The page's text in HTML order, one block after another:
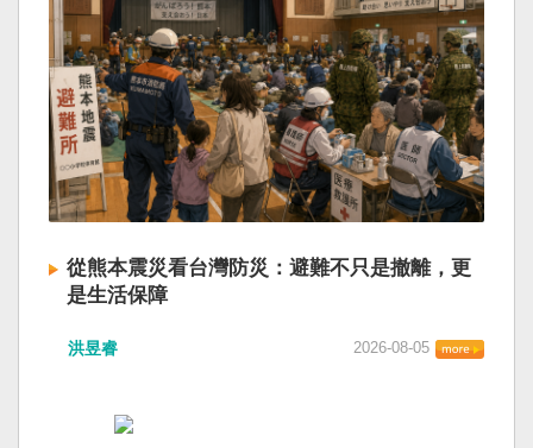
從熊本震災看台灣防災：避難不只是撤離，更
是生活保障
洪昱睿 2026-08-05